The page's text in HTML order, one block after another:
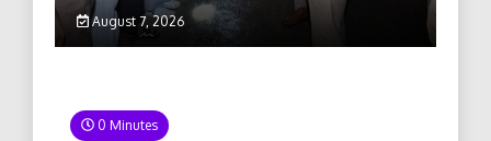
August 7, 2026
0 Minutes